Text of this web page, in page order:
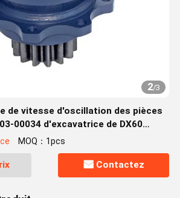
2/3
de vitesse d'oscillation des pièces
00034 d'excavatrice de DX60
MOQ：1pcs
Contactez